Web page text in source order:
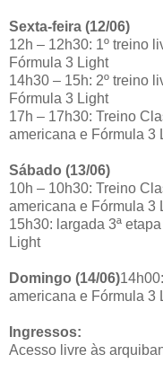
Sexta-feira (12/06)
12h – 12h30: 1º treino
Fórmula 3 Light
14h30 – 15h: 2º treino
Fórmula 3 Light
17h – 17h30: Treino
americana e Fórmula 3
Sábado (13/06)
10h – 10h30: Treino
americana e Fórmula 3
15h30: largada 3ª
Light
Domingo (14/06)
americana e Fórmula 3
Ingressos:
Acesso livre às